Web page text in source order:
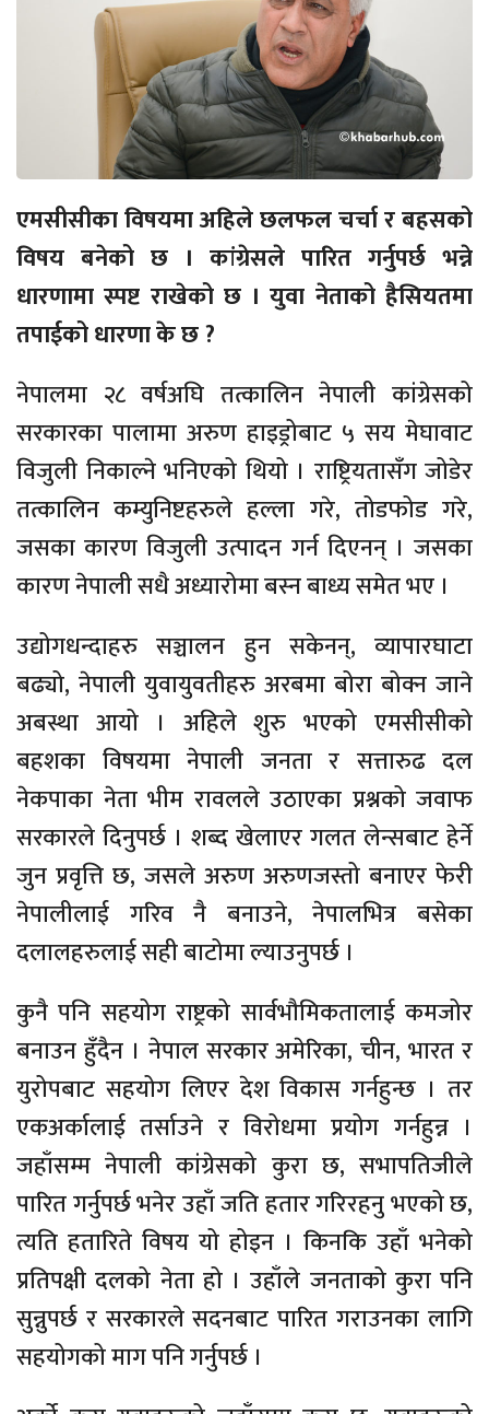
एमसीसीका विषयमा अहिले छलफल चर्चा र बहसको
विषय बनेको छ । कांग्रेसले पारित गर्नुपर्छ भन्ने
धारणामा स्पष्ट राखेको छ । युवा नेताको हैसियतमा
तपाईको धारणा के छ ?
नेपालमा २८ वर्षअघि तत्कालिन नेपाली कांग्रेसको
सरकारका पालामा अरुण हाइड्रोबाट ५ सय मेघावाट
विजुली निकाल्ने भनिएको थियो । राष्ट्रियतासँग जोडेर
तत्कालिन कम्युनिष्टहरुले हल्ला गरे, तोडफोड गरे,
जसका कारण विजुली उत्पादन गर्न दिएनन् । जसका
कारण नेपाली सधै अध्यारोमा बस्न बाध्य समेत भए ।
उद्योगधन्दाहरु सञ्चालन हुन सकेनन्, व्यापारघाटा
बढ्यो, नेपाली युवायुवतीहरु अरबमा बोरा बोक्न जाने
अबस्था आयो । अहिले शुरु भएको एमसीसीको
बहशका विषयमा नेपाली जनता र सत्तारुढ दल
नेकपाका नेता भीम रावलले उठाएका प्रश्नको जवाफ
सरकारले दिनुपर्छ । शब्द खेलाएर गलत लेन्सबाट हेर्ने
जुन प्रवृत्ति छ, जसले अरुण अरुणजस्तो बनाएर फेरी
नेपालीलाई गरिव नै बनाउने, नेपालभित्र बसेका
दलालहरुलाई सही बाटोमा ल्याउनुपर्छ ।
कुनै पनि सहयोग राष्ट्रको सार्वभौमिकतालाई कमजोर
बनाउन हुँदैन । नेपाल सरकार अमेरिका, चीन, भारत र
युरोपबाट सहयोग लिएर देश विकास गर्नहुन्छ । तर
एकअर्कालाई तर्साउने र विरोधमा प्रयोग गर्नहुन्न ।
जहाँसम्म नेपाली कांग्रेसको कुरा छ, सभापतिजीले
पारित गर्नुपर्छ भनेर उहाँ जति हतार गरिरहनु भएको छ,
त्यति हतारिते विषय यो होइन । किनकि उहाँ भनेको
प्रतिपक्षी दलको नेता हो । उहाँले जनताको कुरा पनि
सुन्नुपर्छ र सरकारले सदनबाट पारित गराउनका लागि
सहयोगको माग पनि गर्नुपर्छ ।